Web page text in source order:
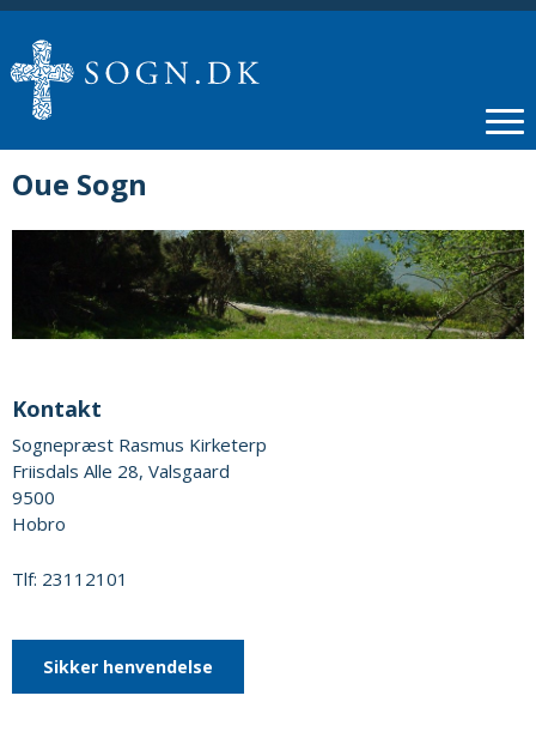
Oue Sogn
Kontakt
Sognepræst Rasmus Kirketerp
Friisdals Alle 28, Valsgaard
9500
Hobro
Tlf: 23112101
Sikker henvendelse